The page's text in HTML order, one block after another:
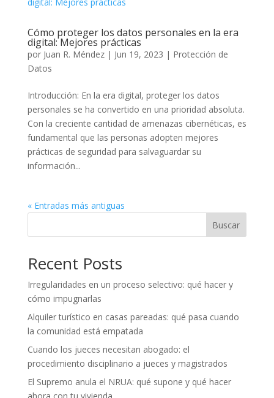
Cómo proteger los datos personales en la era
digital: Mejores prácticas
por Juan R. Méndez| Jun 19, 2023 | Protección de
Datos
Introducción: En la era digital, proteger los datos
personales se ha convertido en una prioridad absoluta.
Con la creciente cantidad de amenazas cibernéticas, es
fundamental que las personas adopten mejores
prácticas de seguridad para salvaguardar su
información...
« Entradas más antiguas
Buscar
Recent Posts
Irregularidades en un proceso selectivo: qué hacer y
cómo impugnarlas
Alquiler turístico en casas pareadas: qué pasa cuando
la comunidad está empatada
Cuando los jueces necesitan abogado: el
procedimiento disciplinario a jueces y magistrados
El Supremo anula el NRUA: qué supone y qué hacer